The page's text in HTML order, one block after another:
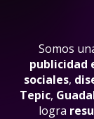
Somos
publicidad
sociales,
Tepic,
logra